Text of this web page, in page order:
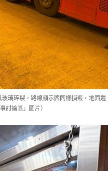
璃碎裂，路線顯示牌同樣損毀，地面遺
討論區」圖片）